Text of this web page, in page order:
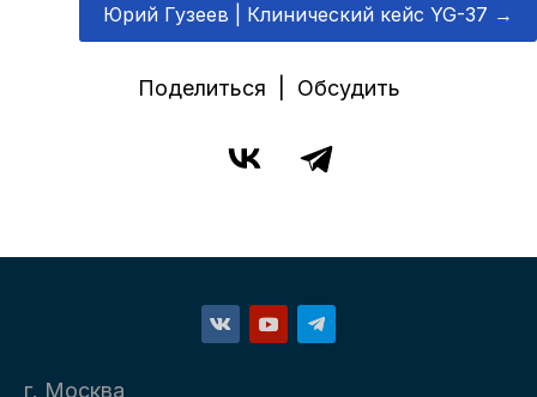
Юрий Гузеев | Клинический кейс YG-37 →
Поделиться | Обсудить
г. Москва